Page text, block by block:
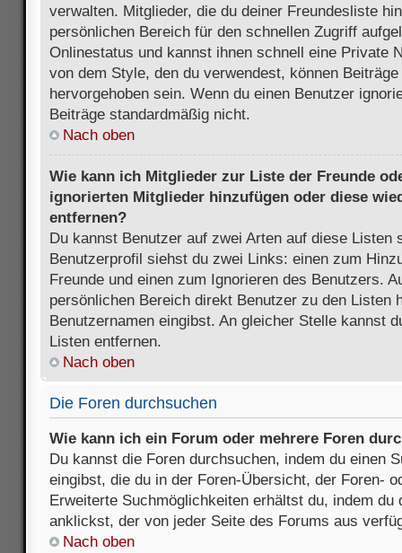
verwalten. Mitglieder, die du deiner Freundesliste
persönlichen Bereich für den schnellen Zugriff
Onlinestatus und kannst ihnen schnell eine Private
von dem Style, den du verwendest, können
hervorgehoben sein. Wenn du einen Benutzer
Beiträge standardmäßig nicht.
Nach oben
Wie kann ich Mitglieder zur Liste der Freunde
ignorierten Mitglieder hinzufügen oder diese
entfernen?
Du kannst Benutzer auf zwei Arten auf diese Listen
Benutzerprofil siehst du zwei Links: einen zum
Freunde und einen zum Ignorieren des Benutzers.
persönlichen Bereich direkt Benutzer zu den Listen
Benutzernamen eingibst. An gleicher Stelle kannst
Listen entfernen.
Nach oben
Die Foren durchsuchen
Wie kann ich ein Forum oder mehrere Foren
Du kannst die Foren durchsuchen, indem du einen
eingibst, die du in der Foren-Übersicht, der Foren-
Erweiterte Suchmöglichkeiten erhältst du, indem du
anklickst, der von jeder Seite des Forums aus
Nach oben